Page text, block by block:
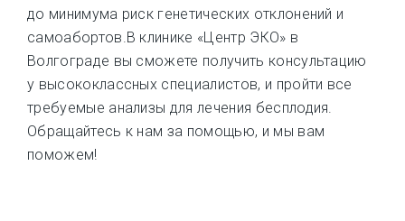
до минимума риск генетических отклонений и
самоабортов.В клинике «Центр ЭКО» в
Волгограде вы сможете получить консультацию
у высококлассных специалистов, и пройти все
требуемые анализы для лечения бесплодия.
Обращайтесь к нам за помощью, и мы вам
поможем!